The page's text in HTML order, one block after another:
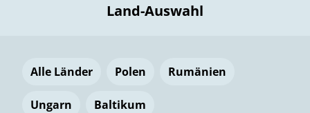
Land-Auswahl
Alle Länder Polen Rumänien
Ungarn Baltikum